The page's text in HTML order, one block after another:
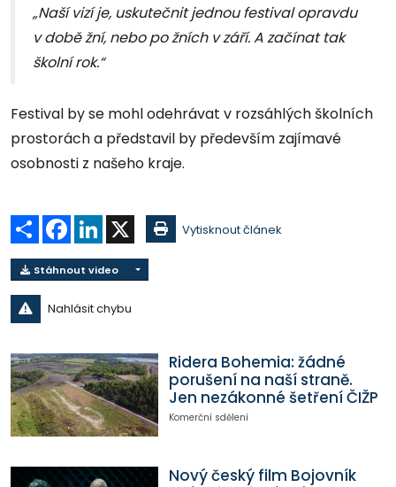
„Naší vizí je, uskutečnit jednou festival opravdu
v době žní, nebo po žních v září. A začínat tak
školní rok.“
Festival by se mohl odehrávat v rozsáhlých školních
prostorách a představil by především zajímavé
osobnosti z našeho kraje.
Sdílet Facebook
LinkedIn Vytisknout článek
Stáhnout video
Nahlásit chybu
Ridera Bohemia: žádné
porušení na naší straně.
Jen nezákonné šetření ČIŽP
Komerční sdělení
Nový český film Bojovník